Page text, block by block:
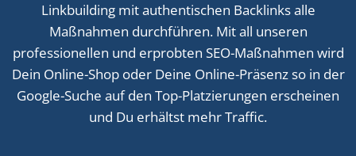
Linkbuilding mit authentischen Backlinks alle
Maßnahmen durchführen. Mit all unseren
professionellen und erprobten SEO-Maßnahmen wird
Dein Online-Shop oder Deine Online-Präsenz so in der
Google-Suche auf den Top-Platzierungen erscheinen
und Du erhältst mehr Traffic.